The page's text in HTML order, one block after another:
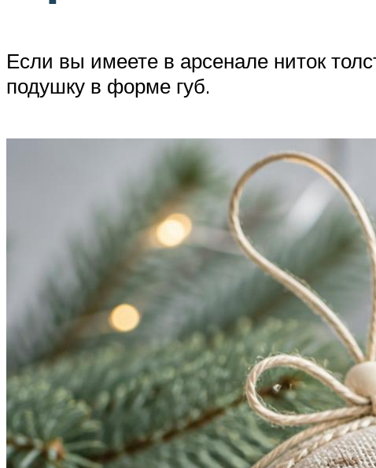
Если вы имеете в арсенале ниток
подушку в форме губ.